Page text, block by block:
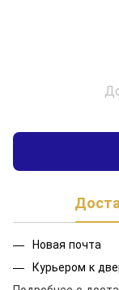
Новая почта
Курьером к